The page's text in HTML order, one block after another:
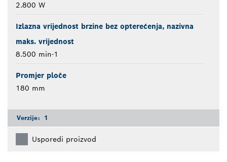
2.800 W
Izlazna vrijednost brzine bez opterećenja, nazivna
maks. vrijednost
8.500 min-1
Promjer ploče
180 mm
Verzije: 1
Usporedi proizvod